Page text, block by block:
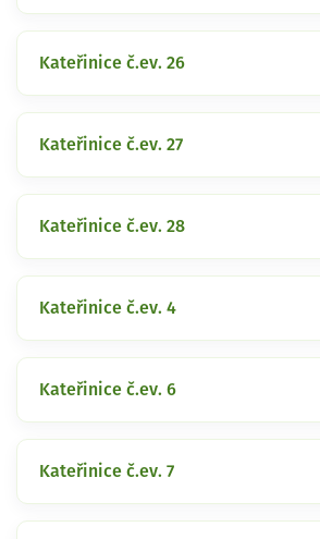
Kateřinice č.ev. 26
Kateřinice č.ev. 27
Kateřinice č.ev. 28
Kateřinice č.ev. 4
Kateřinice č.ev. 6
Kateřinice č.ev. 7